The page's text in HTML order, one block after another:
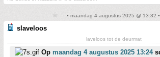
• maandag 4 augustus 2025 @ 13:32
slaveloos
laveloos tot de deurmat
Op maandag 4 augustus 2025 13:24